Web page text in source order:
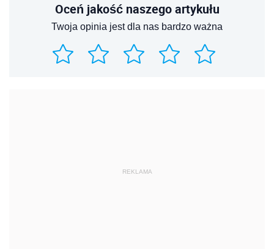
Oceń jakość naszego artykułu
Twoja opinia jest dla nas bardzo ważna
REKLAMA